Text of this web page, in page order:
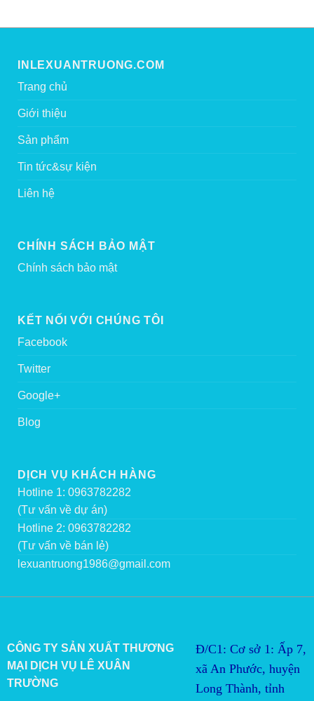
INLEXUANTRUONG.COM
Trang chủ
Giới thiệu
Sản phẩm
Tin tức&sự kiện
Liên hệ
CHÍNH SÁCH BẢO MẬT
Chính sách bảo mật
KẾT NỐI VỚI CHÚNG TÔI
Facebook
Twitter
Google+
Blog
DỊCH VỤ KHÁCH HÀNG
Hotline 1: 0963782282
(Tư vấn về dự án)
Hotline 2: 0963782282
(Tư vấn về bán lẻ)
lexuantruong1986@gmail.com
CÔNG TY SẢN XUẤT THƯƠNG
MẠI DỊCH VỤ LÊ XUÂN
TRƯỜNG
Đ/C1: Cơ sở 1: Ấp 7,
xã An Phước, huyện
Long Thành, tỉnh